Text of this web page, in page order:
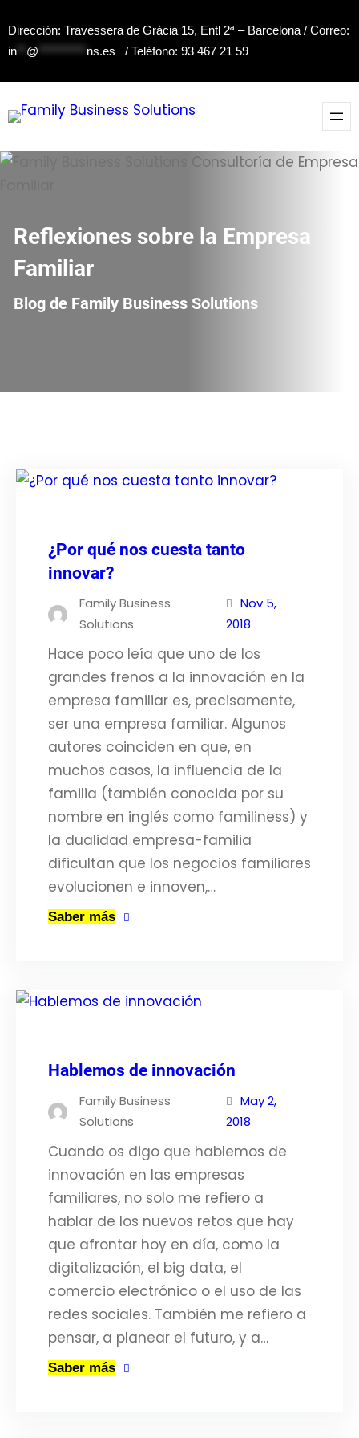
al
contenido
Dirección: Travessera de Gràcia 15, Entl 2ª – Barcelona / Correo:
in
@ ns.es / Teléfono: 93 467 21 59
Reflexiones sobre la Empresa
Familiar
Blog de Family Business Solutions
¿Por qué nos cuesta tanto
innovar?
Family Business
Solutions
Nov 5,
2018
Hace poco leía que uno de los
grandes frenos a la innovación en la
empresa familiar es, precisamente,
ser una empresa familiar. Algunos
autores coinciden en que, en
muchos casos, la influencia de la
familia (también conocida por su
nombre en inglés como familiness) y
la dualidad empresa-familia
dificultan que los negocios familiares
evolucionen e innoven,…
Saber más
Hablemos de innovación
Family Business
Solutions
May 2,
2018
Cuando os digo que hablemos de
innovación en las empresas
familiares, no solo me refiero a
hablar de los nuevos retos que hay
que afrontar hoy en día, como la
digitalización, el big data, el
comercio electrónico o el uso de las
redes sociales. También me refiero a
pensar, a planear el futuro, y a…
Saber más